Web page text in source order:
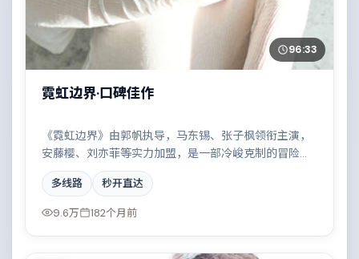
96:33
霓虹边界·口碑佳作
《霓虹边界》由郭帆执导，马东锡、张子枫领衔主演，
安藤樱、刘亦菲等实力加盟，是一部冷峻克制的冒险作
品。故事主要发生在中国香港，雨夜、旧楼与一封未寄
出的信构成叙事起点。影片在视听语言与叙事节奏上均
有突破，适合喜欢深度叙事的观众。
多线路 秒开直达
9.6万 182个月前